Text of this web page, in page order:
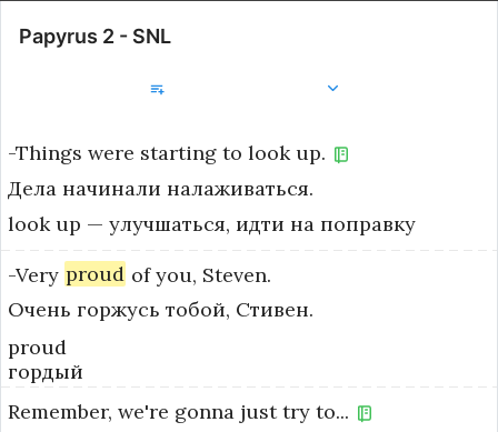
Papyrus 2 - SNL
Добавить в библиотеку
-Things were starting to look up.
Дела начинали налаживаться.
look up — улучшаться, идти на поправку
-Very proud of you, Steven.
Очень горжусь тобой, Стивен.
proud
гордый
Remember, we're gonna just try to...